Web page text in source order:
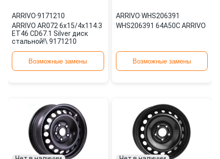
ARRIVO·9171210
ARRIVO AR072 6x15/4x114.3
ET46 CD67.1 Silver диск
стальной!\ 9171210
Возможные замены
ARRIVO·WHS206391
WHS206391 64A50C ARRIVO
Возможные замены